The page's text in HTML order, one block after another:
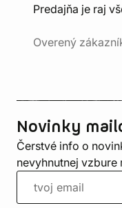
Predajňa je raj
Overený
Novinky
Čerstvé info o
nevyhnutnej vzbure